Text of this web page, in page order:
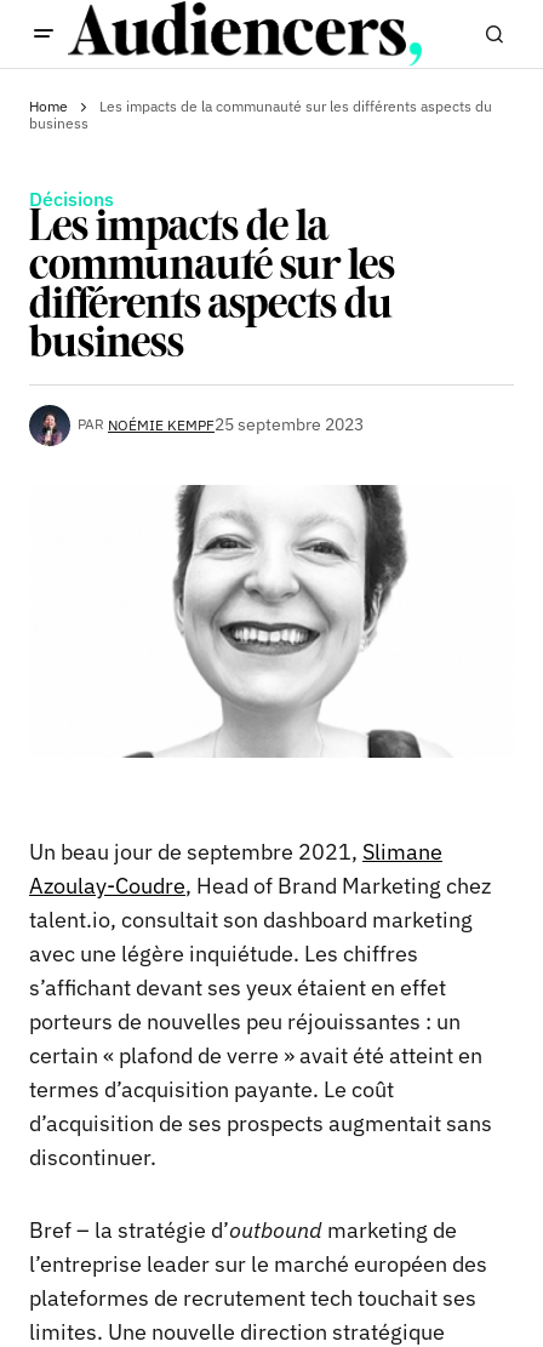
Home
Les impacts de la communauté sur les différents aspects du
business
Décisions
Les impacts de la
communauté sur les
différents aspects du
business
PAR NOÉMIE KEMPF25 septembre 2023
Un beau jour de septembre 2021, Slimane
Azoulay-Coudre, Head of Brand Marketing chez
talent.io, consultait son dashboard marketing
avec une légère inquiétude. Les chiffres
s’affichant devant ses yeux étaient en effet
porteurs de nouvelles peu réjouissantes : un
certain « plafond de verre » avait été atteint en
termes d’acquisition payante. Le coût
d’acquisition de ses prospects augmentait sans
discontinuer.
Bref – la stratégie d’outbound marketing de
l’entreprise leader sur le marché européen des
plateformes de recrutement tech touchait ses
limites. Une nouvelle direction stratégique